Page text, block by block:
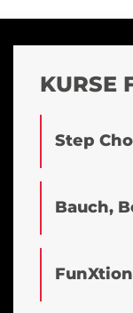
KURSE
Step
Bauch,
FunXtion